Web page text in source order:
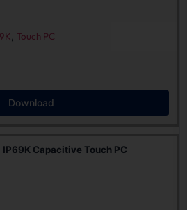
Touch PC
Download
Capacitive Touch PC